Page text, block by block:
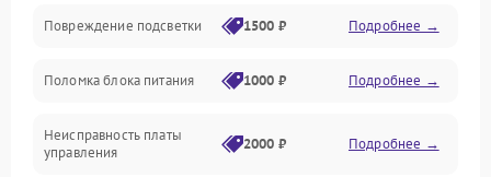
Неисправность звука
Механические повреждения
Повреждение подсветки 1500 ₽ Подробнее →
Поломка блока питания 1000 ₽ Подробнее →
Неисправность платы
управления
2000 ₽ Подробнее →